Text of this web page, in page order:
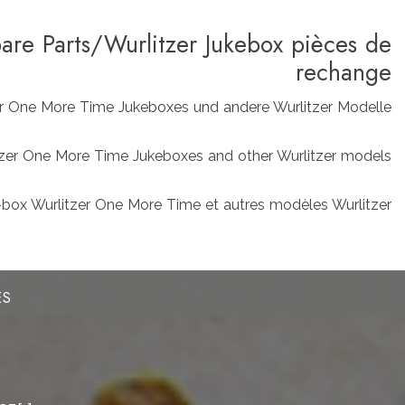
Parts/Wurlitzer Jukebox pièces de
rechange
More Time Jukeboxes und andere Wurlitzer Modelle
One More Time Jukeboxes and other Wurlitzer models
Wurlitzer One More Time et autres modèles Wurlitzer